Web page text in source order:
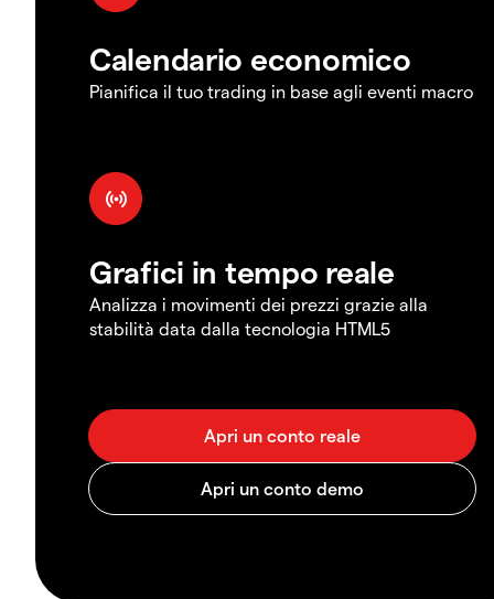
Calendario economico
Pianifica il tuo trading in base agli eventi macro
Grafici in tempo reale
Analizza i movimenti dei prezzi grazie alla
stabilità data dalla tecnologia HTML5